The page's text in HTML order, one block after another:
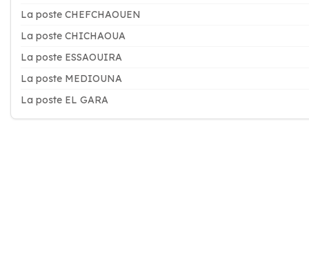
La poste CHEFCHAOUEN
La poste CHICHAOUA
La poste ESSAOUIRA
La poste MEDIOUNA
La poste EL GARA